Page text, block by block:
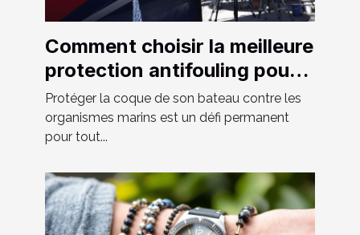
Comment choisir la meilleure
protection antifouling pour
votre bateau ?
Protéger la coque de son bateau contre les
organismes marins est un défi permanent
pour tout...